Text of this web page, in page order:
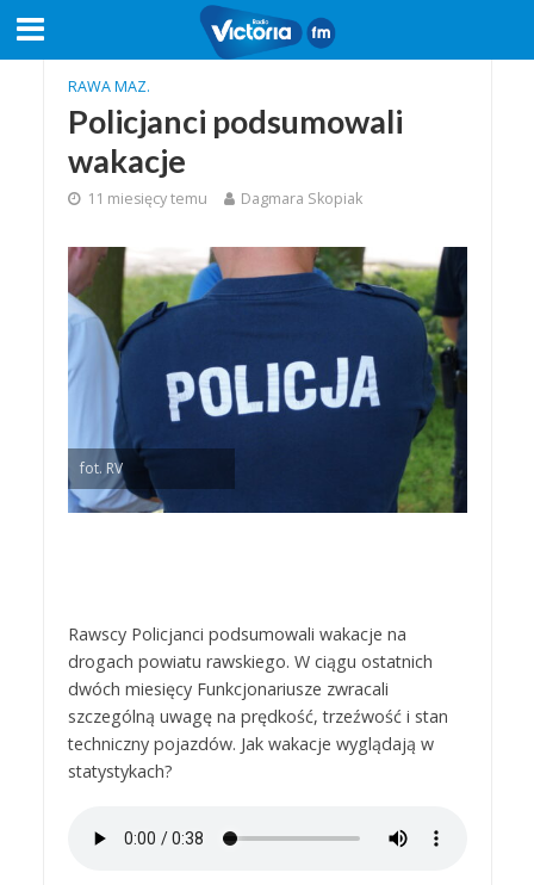
RAWA MAZ.
Policjanci podsumowali
wakacje
11 miesięcy temu Dagmara Skopiak
fot. RV
Rawscy Policjanci podsumowali wakacje na
drogach powiatu rawskiego. W ciągu ostatnich
dwóch miesięcy Funkcjonariusze zwracali
szczególną uwagę na prędkość, trzeźwość i stan
techniczny pojazdów. Jak wakacje wyglądają w
statystykach?